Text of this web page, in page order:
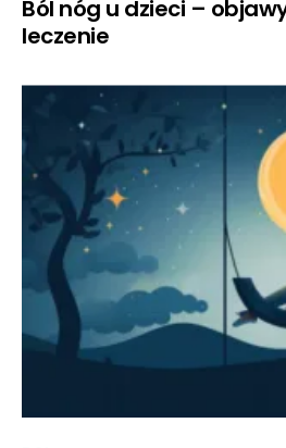
Ból nóg u dzieci –
leczenie